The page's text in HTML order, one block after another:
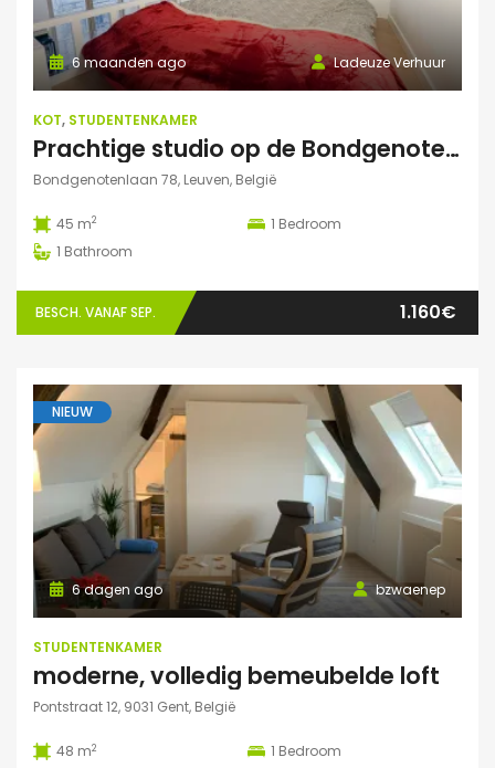
Ladeuze Verhuur
6 maanden ago
KOT, STUDENTENKAMER
Prachtige studio op de Bondgenotenlaan
Bondgenotenlaan 78, Leuven, België
45 m2 1 Bedroom
1 Bathroom
BESCH. VANAF SEP. 1.160€
NIEUW
bzwaenep
6 dagen ago
STUDENTENKAMER
moderne, volledig bemeubelde loft
Pontstraat 12, 9031 Gent, België
48 m2 1 Bedroom